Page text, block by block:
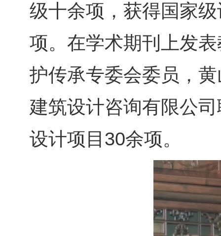
级十余项，获得国家
项。在学术期刊上发
护传承专委会委员，
建筑设计咨询有限公
设计项目30余项。